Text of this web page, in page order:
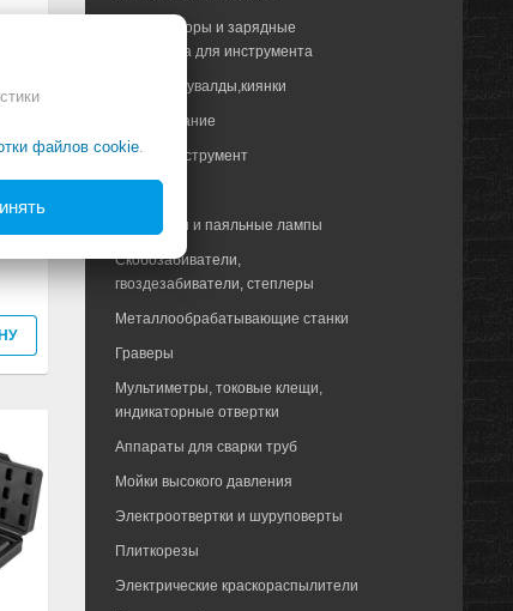
Аккумуляторы и зарядные
устройства для инструмента
Молотки, кувалды,киянки
Фрезерование
Ручной инструмент
Паяльники и паяльные лампы
Скобозабиватели,
гвоздезабиватели, степлеры
Металлообрабатывающие станки
Граверы
Мультиметры, токовые клещи,
индикаторные отвертки
Аппараты для сварки труб
Мойки высокого давления
Электроотвертки и шуруповерты
Плиткорезы
Электрические краскораспылители
файлов cookie.